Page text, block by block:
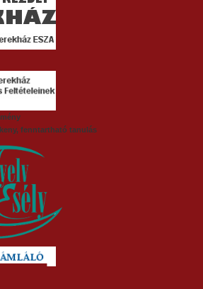
fenntartható tanulás